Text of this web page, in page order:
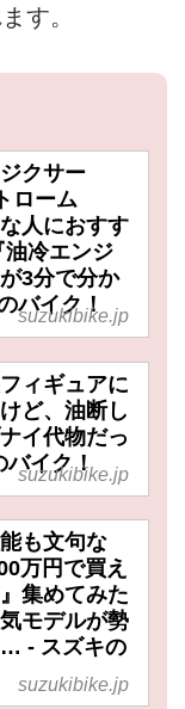
す。
クサー
ローム
人におすす
冷エンジ
3分で分か
バイク！
suzukibike.jp
ィギュアに
ど、油断し
イ代物だっ
バイク！
suzukibike.jp
も文句な
万円で買え
集めてみた
モデルが勢
- スズキの
suzukibike.jp